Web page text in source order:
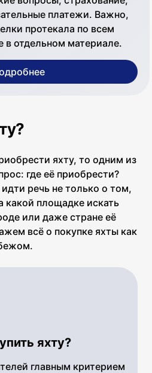
платежи. Важно,
протекала по всем
в отдельном материале.
яхту, то одним из
где её приобрести?
речь не только о том,
какой площадке искать
или даже стране её
всё о покупке яхты как
яхту?
главным критерием